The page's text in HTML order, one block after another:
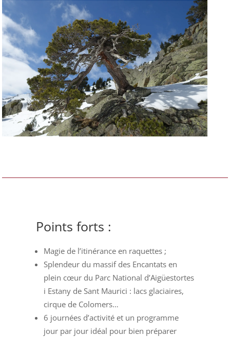
Points forts :
Magie de l’itinérance en raquettes ;
Splendeur du massif des Encantats en
plein cœur du Parc National d’Aigüestortes
i Estany de Sant Maurici : lacs glaciaires,
cirque de Colomers…
6 journées d’activité et un programme
jour par jour idéal pour bien préparer